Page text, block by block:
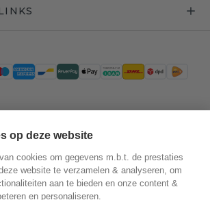
op deze website
cookies om gegevens m.b.t. de prestaties
website te verzamelen & analyseren, om
aan te bieden en onze content &
en personaliseren.